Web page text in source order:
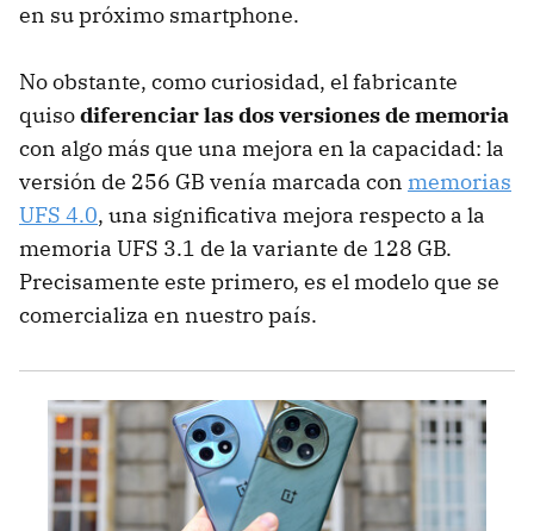
en su próximo smartphone.
No obstante, como curiosidad, el fabricante
quisodiferenciar las dos versiones de memoria
con algo más que una mejora en la capacidad: la
versión de 256 GB venía marcada con memorias
UFS 4.0, una significativa mejora respecto a la
memoria UFS 3.1 de la variante de 128 GB.
Precisamente este primero, es el modelo que se
comercializa en nuestro país.